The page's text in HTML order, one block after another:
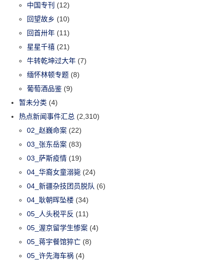
中国专刊 (12)
回望故乡 (10)
回首卅年 (11)
星星千禧 (21)
牛转乾坤过大年 (7)
缅怀林顿专题 (8)
葡萄酒品鉴 (9)
暂未分类 (4)
热点新闻事件汇总 (2,310)
02_赵巍命案 (22)
03_张东岳案 (83)
03_萨斯疫情 (19)
04_华裔女童溺毙 (24)
04_新疆杂技团员脱队 (6)
04_耿朝晖坠楼 (34)
05_人头税平反 (11)
05_渥京留学生惨案 (4)
05_蒋宇餐馆猝亡 (8)
05_许先海车祸 (4)